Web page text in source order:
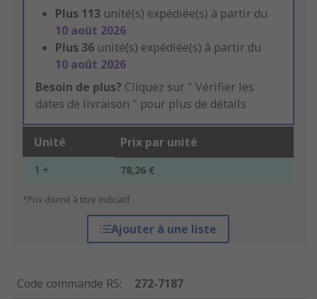
Plus 113 unité(s) expédiée(s) à partir du
10 août 2026
Plus 36 unité(s) expédiée(s) à partir du
10 août 2026
Besoin de plus? Cliquez sur " Vérifier les
dates de livraison " pour plus de détails
Unité Prix par unité
1 + 78,26 €
*Prix donné à titre indicatif
Ajouter à une liste
Code commande RS:
272-7187